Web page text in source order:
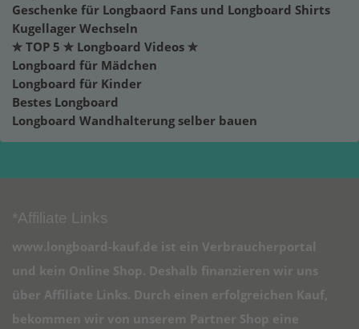
Geschenke für Longbaord Fans und Longboard Shirts
Kugellager Wechseln
✮ TOP 5 ✮ Longboard Videos ✮
Longboard für Mädchen
Longboard für Kinder
Bestes Longboard
Longboard Wandhalterung selber bauen
*Affiliate Links
www.longboard-kauf.de ist ein Verbraucherportal
und kein Online Shop. Deshalb finanzieren wir uns
über Affiliate Links. Durch einen erfolgreichen Kauf,
bekommen wir von unserem Partner Shop eine